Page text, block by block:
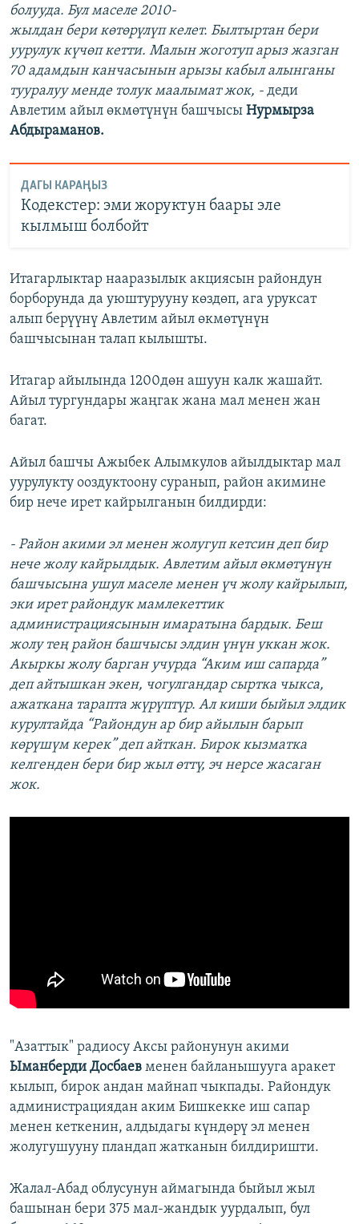
болууда. Бул маселе 2010-
жылдан бери көтөрүлүп келет. Былтыртан бери
уурулук күчөп кетти. Малын жоготуп арыз жазган
70 адамдын канчасынын арызы кабыл алынганы
тууралуу менде толук маалымат жок, - деди
Авлетим айыл өкмөтүнүн башчысы Нурмырза
Абдыраманов.
ДАГЫ КАРАҢЫЗ
Кодекстер: эми жоруктун баары эле
кылмыш болбойт
Итагарлыктар нааразылык акциясын райондун
борборунда да уюштурууну көздөп, ага уруксат
алып берүүнү Авлетим айыл өкмөтүнүн
башчысынан талап кылышты.
Итагар айылында 1200дөн ашуун калк жашайт.
Айыл тургундары жаңгак жана мал менен жан
багат.
Айыл башчы Ажыбек Алымкулов айылдыктар мал
уурулукту ооздуктоону суранып, район акимине
бир нече ирет кайрылганын билдирди:
- Район акими эл менен жолугуп кетсин деп бир
нече жолу кайрылдык. Авлетим айыл өкмөтүнүн
башчысына ушул маселе менен үч жолу кайрылып,
эки ирет райондук мамлекеттик
администрациясынын имаратына бардык. Беш
жолу тең район башчысы элдин үнүн уккан жок.
Акыркы жолу барган учурда “Аким иш сапарда”
деп айтышкан экен, чогулгандар сыртка чыкса,
ажаткана тарапта жүрүптүр. Ал киши быйыл элдик
курултайда “Райондун ар бир айылын барып
көрүшүм керек” деп айткан. Бирок кызматка
келгенден бери бир жыл өттү, эч нерсе жасаган
жок.
"Азаттык" радиосу Аксы районунун акими
Ыманберди Досбаев менен байланышууга аракет
кылып, бирок андан майнап чыкпады. Райондук
администрациядан аким Бишкекке иш сапар
менен кеткенин, алдыдагы күндөрү эл менен
жолугушууну пландап жатканын билдиришти.
Жалал-Абад облусунун аймагында быйыл жыл
башынан бери 375 мал-жандык уурдалып, бул